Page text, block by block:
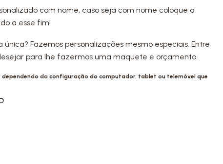
com nome, caso seja com nome coloque o
a esse fim!
Fazemos personalizações mesmo especiais. Entre
para lhe fazermos uma maquete e orçamento.
da configuração do computador, tablet ou telemóvel que